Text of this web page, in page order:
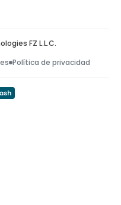
FZ L.L.C.
Política de privacidad